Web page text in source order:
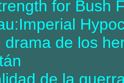
for Bush
drama de los
de la